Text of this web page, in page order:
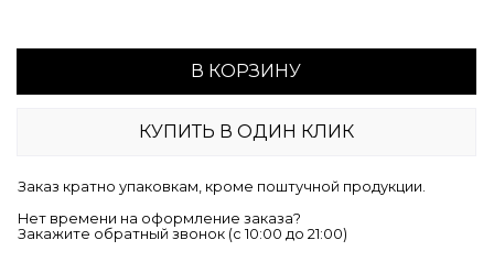
В КОРЗИНУ
КУПИТЬ В ОДИН КЛИК
Заказ кратно упаковкам, кроме поштучной продукции.
Нет времени на оформление заказа?
Закажите обратный звонок (c 10:00 до 21:00)